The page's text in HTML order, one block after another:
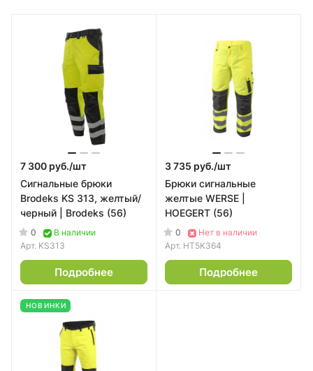
7 300 руб./шт
Сигнальные брюки
Brodeks KS 313, желтый/
черный | Brodeks (56)
0
В наличии
Арт. KS313
Подробнее
3 735 руб./шт
Брюки сигнальные
желтые WERSE |
HOEGERT (56)
0
Нет в наличии
Арт. HT5K364
Подробнее
НОВИНКИ